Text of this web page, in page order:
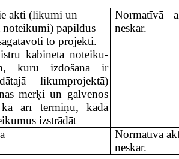
akti (likumi un
papildus
to projekti.
kabineta noteiku­
kuru izdošana ir
likumprojektā)
mērķi un galvenos
arī termiņu, kādā
izstrādāt
Normatīvā
neskar.
Normatīvā
neskar.